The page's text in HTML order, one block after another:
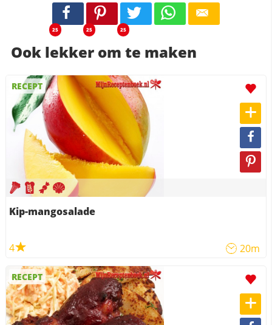
25 25 25
Ook lekker om te maken
RECEPT
Kip-mangosalade
4 20m
RECEPT